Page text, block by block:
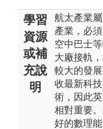
學習
資源
或補
充說
明
航太產業
產業，必須
空中巴士
大廠接軌
較大的發
收最新科
術，因此
相對重要
好的數理